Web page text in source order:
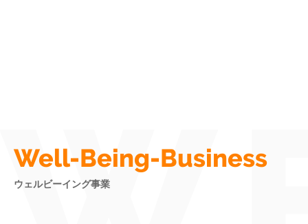
Well-Being-Business
ウェルビーイング事業